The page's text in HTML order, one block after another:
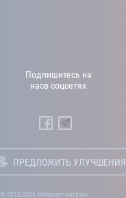
Подпишитесь на
насв соцсетях
ПРЕДЛОЖИТЬ УЛУЧШЕНИЯ
© 2012-2026 Интернет-магазин